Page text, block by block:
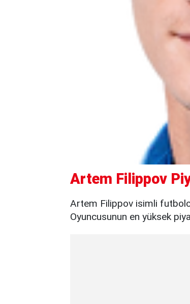
Artem Filippov
Artem Filippov isimli
Oyuncusunun en yüksek